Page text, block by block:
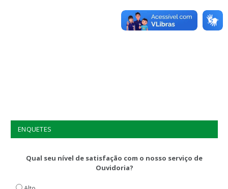
ENQUETES
Qual seu nível de satisfação com o nosso serviço de
Ouvidoria?